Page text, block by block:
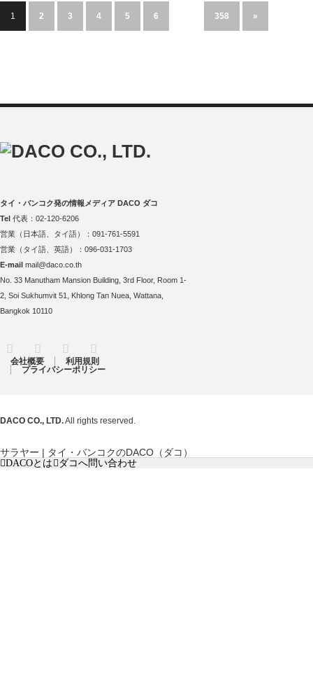
1 2 3 4 5 6 358 »
タイ・バンコク発の情報メディア DACO ダコ
Tel 代表：02-120-6206
営業（日本語、タイ語）：091-761-5591
営業（タイ語、英語）：096-031-1703
E-mail mail@daco.co.th
No. 33 Manutham Mansion Building, 3rd Floor, Room 1-
2, Soi Sukhumvit 51, Khlong Tan Nuea, Wattana,
Bangkok 10110
Twitter FacebookInstagram
会社概要
利用規則
プライバシーポリシー
DACO CO., LTD.All rights reserved.
サラヤー | タイ・バンコクのDACO（ダコ）
DACOとは ダコへ問い合わせ